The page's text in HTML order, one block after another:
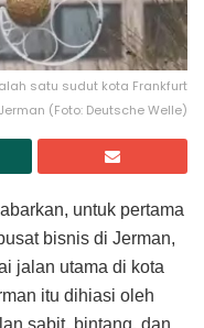
satu sudut kota Frankfurt
Jerman (Foto: Deutsche Welle)
untuk pertama
bisnis di Jerman,
jalan utama di kota
itu dihiasi oleh
sabit, bintang, dan